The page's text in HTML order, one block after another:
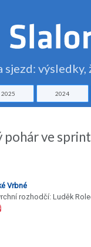
sjezd: výsledky,
2025 2024
pohár ve
Vrbné
rozhodčí: Luděk